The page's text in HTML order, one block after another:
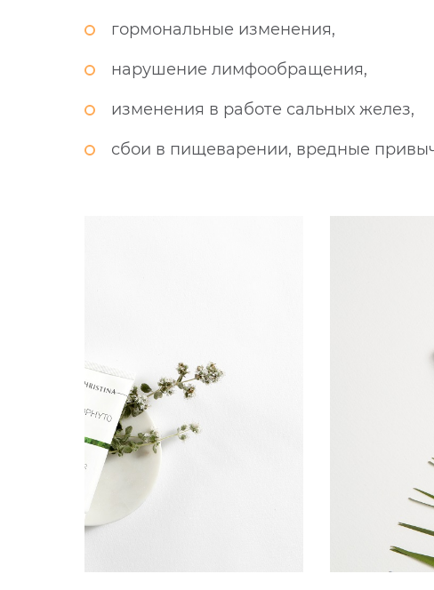
гормональные изменения,
нарушение лимфообращения,
изменения в работе сальных желез,
сбои в пищеварении, вредные